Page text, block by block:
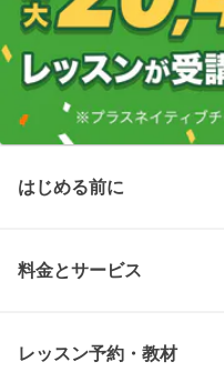
はじめる前に
料金とサービス
レッスン予約・教材